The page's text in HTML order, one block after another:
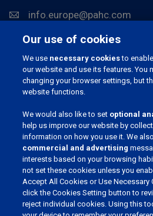
info.europe@pahc.com
Chemin du Stocquoy 3,
WERDEN SIE TEIL UNSERER
SPRACHE WÄHLEN
Our use of cookies
We use necessary cookiesto
our website and use its features. You
changing your browser settings, but
website functions.
We would also like to set optional
help us improve our website by
information on how you use it. We
commercial and advertising
interests based on your browsing
not set these cookies unless you
Accept All Cookies or Use Necessary
click the Cookies Setting button to
reject individual cookies. Using this